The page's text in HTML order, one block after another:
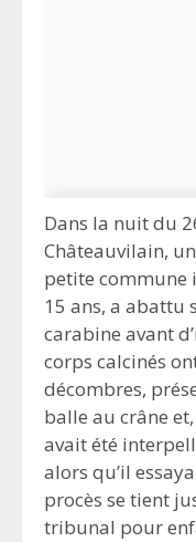
Dans la nuit du
Châteauvilain,
petite commune
15 ans, a abattu
carabine avant
corps calcinés
décombres,
balle au crâne
avait été
alors qu’il
procès se tient
tribunal pour